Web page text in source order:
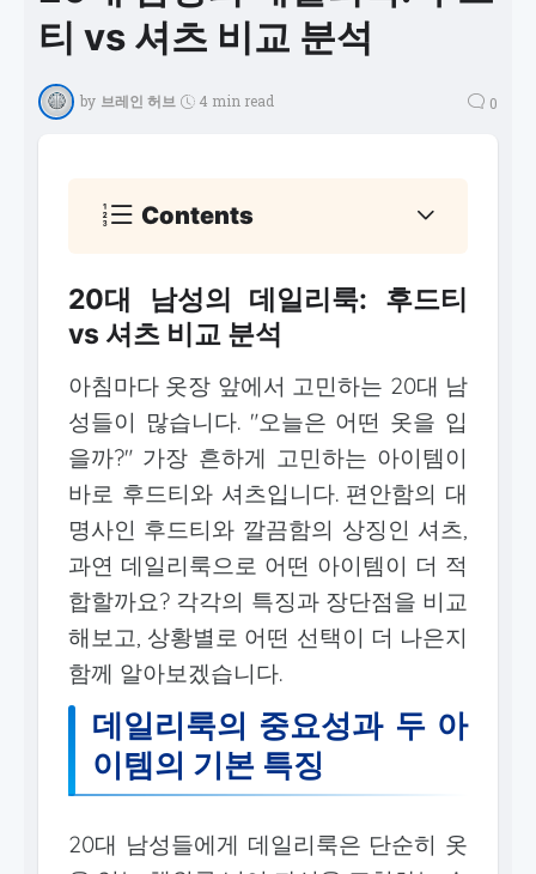
티 vs 셔츠 비교 분석
by 브레인 허브 4 min read 0
Contents
20대 남성의 데일리룩: 후드티
vs 셔츠 비교 분석
아침마다 옷장 앞에서 고민하는 20대 남
성들이 많습니다. "오늘은 어떤 옷을 입
을까?" 가장 흔하게 고민하는 아이템이
바로 후드티와 셔츠입니다. 편안함의 대
명사인 후드티와 깔끔함의 상징인 셔츠,
과연 데일리룩으로 어떤 아이템이 더 적
합할까요? 각각의 특징과 장단점을 비교
해보고, 상황별로 어떤 선택이 더 나은지
함께 알아보겠습니다.
데일리룩의 중요성과 두 아
이템의 기본 특징
20대 남성들에게 데일리룩은 단순히 옷